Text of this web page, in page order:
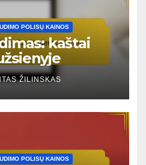
POLISŲ KAINOS
kaštai
ŽILINSKAS
POLISŲ KAINOS